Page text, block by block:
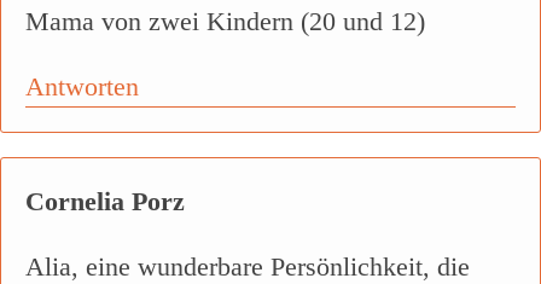
Mama von zwei Kindern (20 und 12)
Antworten
Cornelia Porz
Alia, eine wunderbare Persönlichkeit, die